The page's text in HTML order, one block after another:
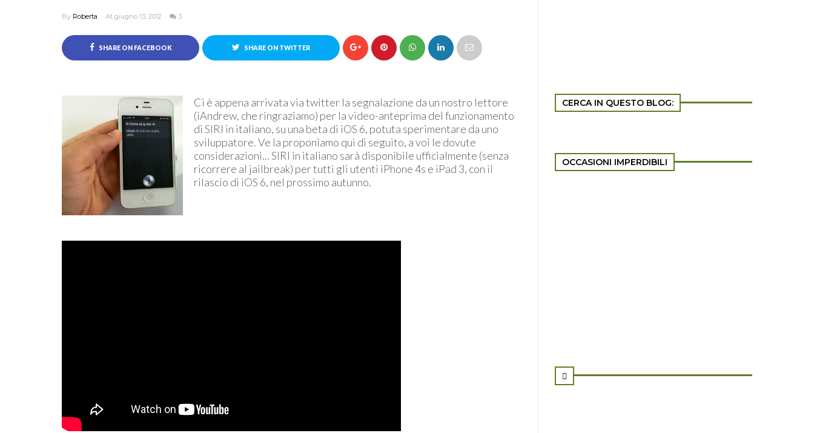
By Roberta At giugno 13, 2012 3
SHARE ON FACEBOOK SHARE ON TWITTER
Ci è appena arrivata via twitter la segnalazione da un nostro lettore
(iAndrew, che ringraziamo) per la video-anteprima del funzionamento
di SIRI in italiano, su una beta di iOS 6, potuta sperimentare da uno
sviluppatore. Ve la proponiamo qui di seguito, a voi le dovute
considerazioni... SIRI in italiano sarà disponibile ufficialmente (senza
ricorrere al jailbreak) per tutti gli utenti iPhone 4s e iPad 3, con il
rilascio di iOS 6, nel prossimo autunno.
CERCA IN QUESTO BLOG:
OCCASIONI IMPERDIBILI
